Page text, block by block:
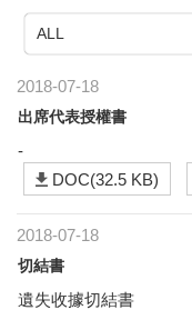
ALL
2018-07-18
出席代表授權書
-
DOC(32.5 KB)
2018-07-18
切結書
遺失收據切結書